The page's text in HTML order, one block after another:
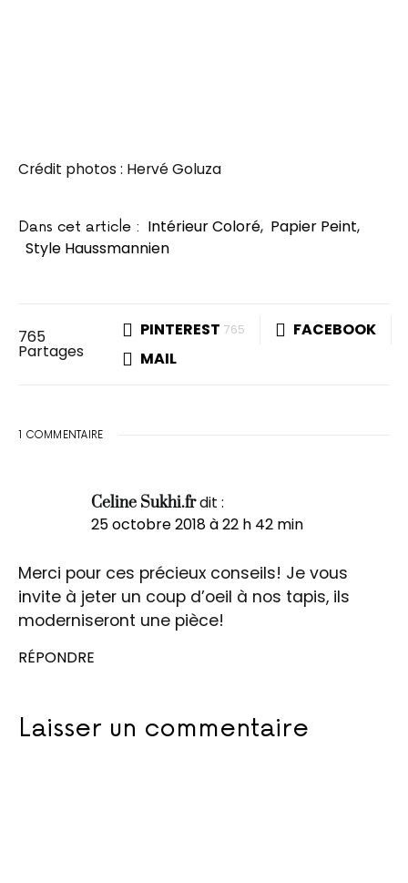
Crédit photos : Hervé Goluza
Dans cet article : Intérieur Coloré, Papier Peint,
Style Haussmannien
765
Partages
PINTEREST 765
FACEBOOK
MAIL
1 COMMENTAIRE
Celine Sukhi.frdit :
25 octobre 2018 à 22 h 42 min
Merci pour ces précieux conseils! Je vous
invite à jeter un coup d’oeil à nos tapis, ils
moderniseront une pièce!
RÉPONDRE
Laisser un commentaire